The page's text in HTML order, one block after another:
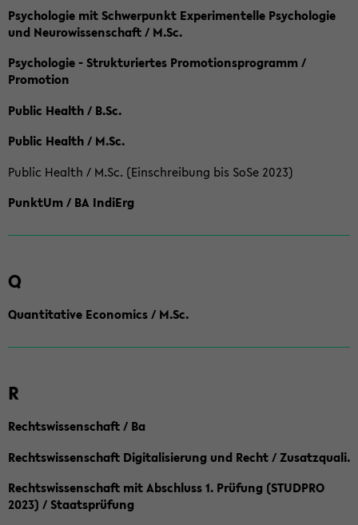
Psychologie mit Schwerpunkt Experimentelle Psychologie
und Neurowissenschaft / M.Sc.
Psychologie - Strukturiertes Promotionsprogramm /
Promotion
Public Health / B.Sc.
Public Health / M.Sc.
Public Health / M.Sc. (Einschreibung bis SoSe 2023)
PunktUm / BA IndiErg
Q
Quantitative Economics / M.Sc.
R
Rechtswissenschaft / Ba
Rechtswissenschaft Digitalisierung und Recht / Zusatzquali.
Rechtswissenschaft mit Abschluss 1. Prüfung (STUDPRO
2023) / Staatsprüfung